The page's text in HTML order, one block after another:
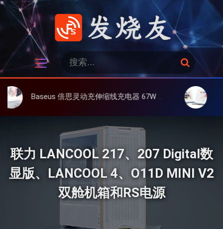
跳
发烧友
：
搜
索
倍思灵动充伸缩线充电器 67W 3C，超耐用可伸缩线、氮化镓、3C多设备同时充 大上 Paperlike
联力 LANCOOL 217、207 Digital数
显版、LANCOOL 4、O11D MINI V2
双舱机箱和RS电源